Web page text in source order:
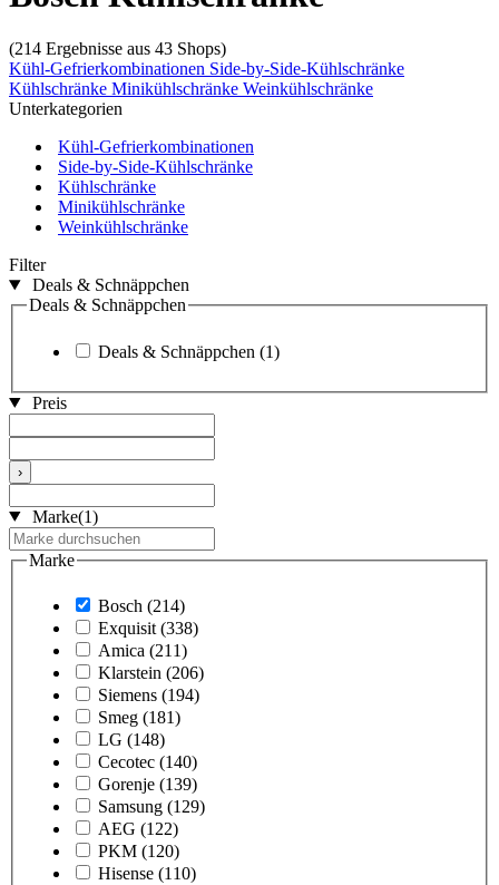
(214 Ergebnisse aus 43 Shops)
Kühl-Gefrierkombinationen Side-by-Side-Kühlschränke
Kühlschränke Minikühlschränke Weinkühlschränke
Unterkategorien
Kühl-Gefrierkombinationen
Side-by-Side-Kühlschränke
Kühlschränke
Minikühlschränke
Weinkühlschränke
Filter
Deals & Schnäppchen
Deals & Schnäppchen
Deals & Schnäppchen (1)
Preis
›
Marke(1)
Marke
Bosch (214)
Exquisit (338)
Amica (211)
Klarstein (206)
Siemens (194)
Smeg (181)
LG (148)
Cecotec (140)
Gorenje (139)
Samsung (129)
AEG (122)
PKM (120)
Hisense (110)